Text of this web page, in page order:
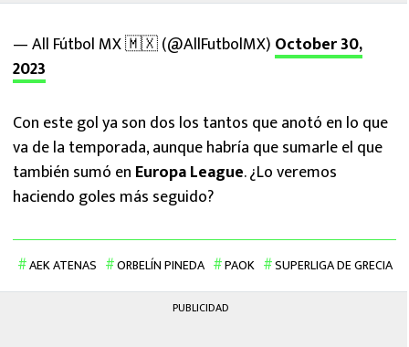
— All Fútbol MX 🇲🇽 (@AllFutbolMX) October 30,
2023
Con este gol ya son dos los tantos que anotó en lo que
va de la temporada, aunque habría que sumarle el que
también sumó en Europa League. ¿Lo veremos
haciendo goles más seguido?
AEK ATENAS ORBELÍN PINEDA PAOK SUPERLIGA DE GRECIA
PUBLICIDAD